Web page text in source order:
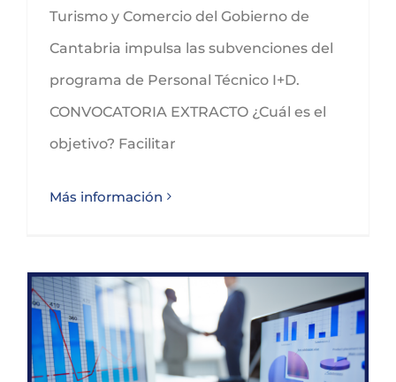
Turismo y Comercio del Gobierno de
Cantabria impulsa las subvenciones del
programa de Personal Técnico I+D.
CONVOCATORIA EXTRACTO ¿Cuál es el
objetivo? Facilitar
Más información